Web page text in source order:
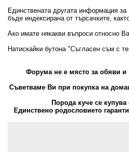
Единствената другата информация
бъде индексирана от търсачките,
Ако имате някакви въпроси относно
Натискайки бутона "Съгласен съм с
Форума не е място за обяви и
Съветваме Ви при покупка на
Порода куче се
Единствено родословието